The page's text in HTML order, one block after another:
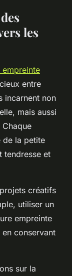
les
entre
incarnent non
mais aussi
de la petite
tendresse et
créatifs
utiliser un
empreinte
conservant
sur la